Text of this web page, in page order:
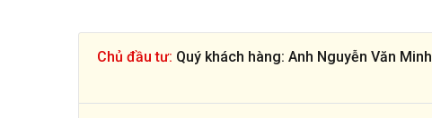
Chủ đầu tư: Quý khách hàng: Anh Nguyễn Văn Minh